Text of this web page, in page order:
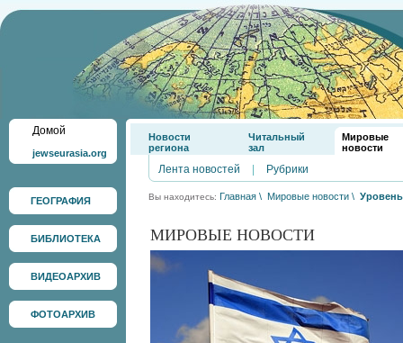
Домой
jewseurasia.org
ГЕОГРАФИЯ
БИБЛИОТЕКА
ВИДЕОАРХИВ
ФОТОАРХИВ
Новости
региона
Читальный
зал
Мировые
новости
Лента новостей Рубрики
Вы находитесь: Главная \ Мировые новости \
МИРОВЫЕ НОВОСТИ